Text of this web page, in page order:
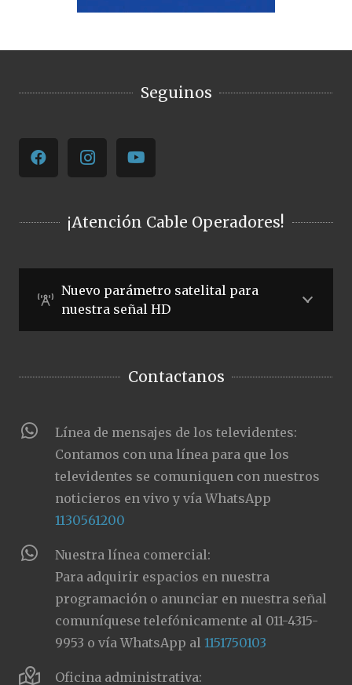
Seguinos
¡Atención Cable Operadores!
Nuevo parámetro satelital para
nuestra señal HD
Contactanos
Línea de mensajes de los televidentes:
Contamos con una línea para que los
televidentes se comuniquen con nuestros
noticieros en vivo y vía WhatsApp
1130561200
Nuestra línea comercial:
Para adquirir espacios en nuestra
programación o anunciar en nuestra señal
comuníquese telefónicamente al 011-4315-
9953 o vía WhatsApp al1151750103
Oficina administrativa: